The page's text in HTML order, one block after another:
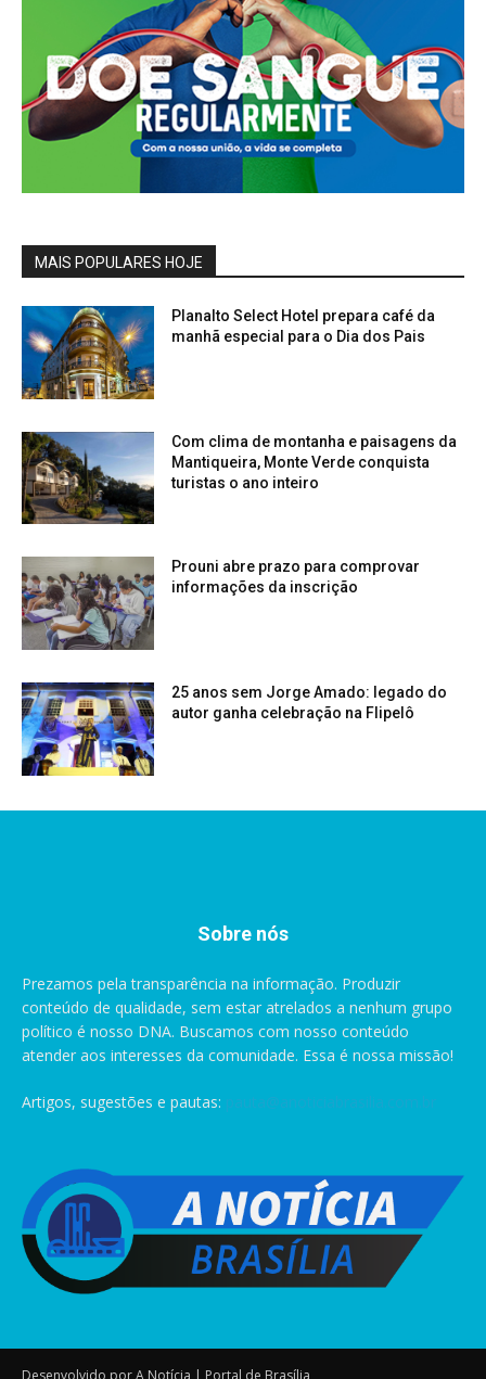
MAIS POPULARES HOJE
Planalto Select Hotel prepara café da
manhã especial para o Dia dos Pais
Com clima de montanha e paisagens da
Mantiqueira, Monte Verde conquista
turistas o ano inteiro
Prouni abre prazo para comprovar
informações da inscrição
25 anos sem Jorge Amado: legado do
autor ganha celebração na Flipelô
Sobre nós
Prezamos pela transparência na informação. Produzir
conteúdo de qualidade, sem estar atrelados a nenhum grupo
político é nosso DNA. Buscamos com nosso conteúdo
atender aos interesses da comunidade. Essa é nossa missão!
Artigos, sugestões e pautas: pauta@anoticiabrasilia.com.br
Desenvolvido por A Notícia | Portal de Brasília